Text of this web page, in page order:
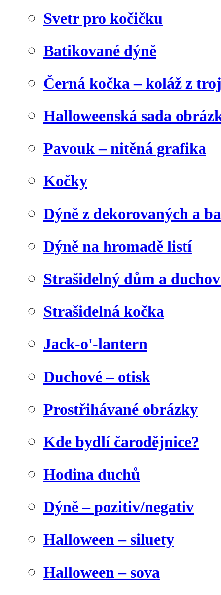
Svetr pro kočičku
Batikované dýně
Černá kočka – koláž z
Halloweenská sada
Pavouk – nitěná grafika
Kočky
Dýně z dekorovaných a
Dýně na hromadě listí
Strašidelný dům a
Strašidelná kočka
Jack-o'-lantern
Duchové – otisk
Prostřihávané obrázky
Kde bydlí čarodějnice?
Hodina duchů
Dýně – pozitiv/negativ
Halloween – siluety
Halloween – sova